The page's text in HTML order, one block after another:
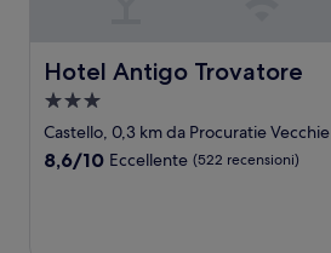
Hotel Antigo Trovatore
Hotel Antigo Trovatore
Struttura
a
3.0
Castello, 0,3 km da Procuratie Vecchie
8.6
8,6/10 Eccellente (522 recensioni)